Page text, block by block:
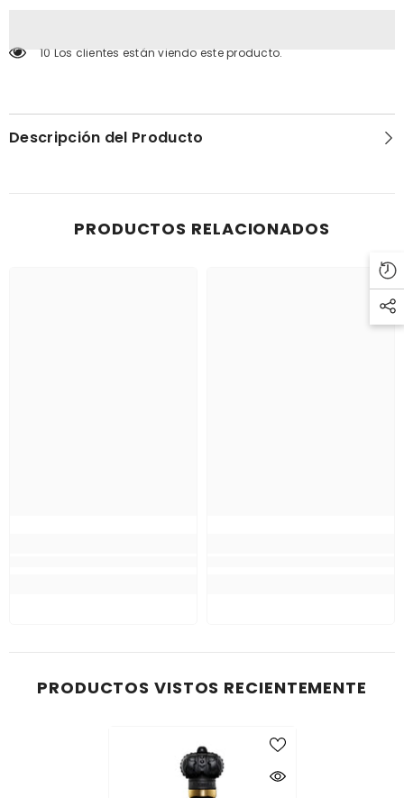
10 Los clientes están viendo este producto.
Descripción del Producto
PRODUCTOS RELACIONADOS
PRODUCTOS VISTOS RECIENTEMENTE